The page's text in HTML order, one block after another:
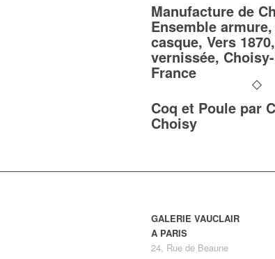
Manufacture de
Ensemble
casque, Vers
vernissée,
France
Coq et Poule par
Choisy
GALERIE VAUCLAIR
A PARIS
24, Rue de Beaune